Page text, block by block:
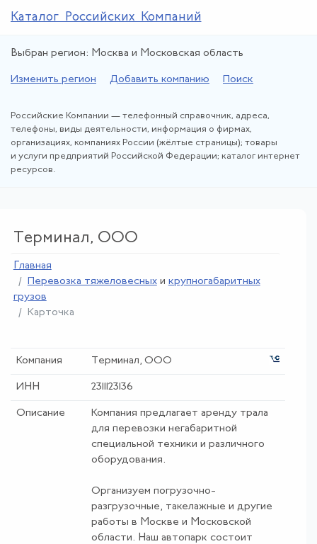
Каталог Российских Компаний
Выбран регион: Москва и Московская область
Изменить регион Добавить компанию Поиск
Российские Компании — телефонный справочник, адреса,
телефоны, виды деятельности, информация о фирмах,
организациях, компаниях России (жёлтые страницы); товары
и услуги предприятий Российской Федерации; каталог интернет
ресурсов.
Терминал, ООО
Главная
Перевозка тяжеловесныхи крупногабаритных
грузов
Карточка
Компания Терминал, ООО
ИНН 2311123136
Описание
Компания предлагает аренду трала
для перевозки негабаритной
специальной техники и различного
оборудования.
Организуем погрузочно-
разгрузочные, такелажные и другие
работы в Москве и Московской
области. Наш автопарк состоит